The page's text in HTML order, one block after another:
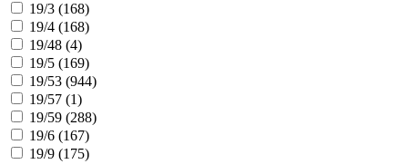
19/3 (168)
19/4 (168)
19/48 (4)
19/5 (169)
19/53 (944)
19/57 (1)
19/59 (288)
19/6 (167)
19/9 (175)